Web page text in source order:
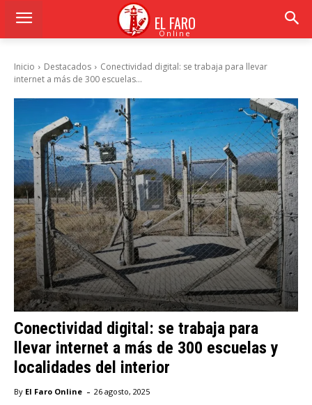
EL FARO
Online
Inicio Destacados
Conectividad digital: se trabaja para llevar
internet a más de 300 escuelas...
Conectividad digital: se trabaja para
llevar internet a más de 300 escuelas y
localidades del interior
By El Faro Online - 26 agosto, 2025